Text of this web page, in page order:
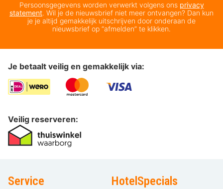
Persoonsgegevens worden verwerkt volgens ons privacy
statement. Wil je de nieuwsbrief niet meer ontvangen? Dan kun
je je altijd gemakkelijk uitschrijven door onderaan de
nieuwsbrief op “afmelden” te klikken.
Je betaalt veilig en gemakkelijk via:
Veilig reserveren:
Service HotelSpecials